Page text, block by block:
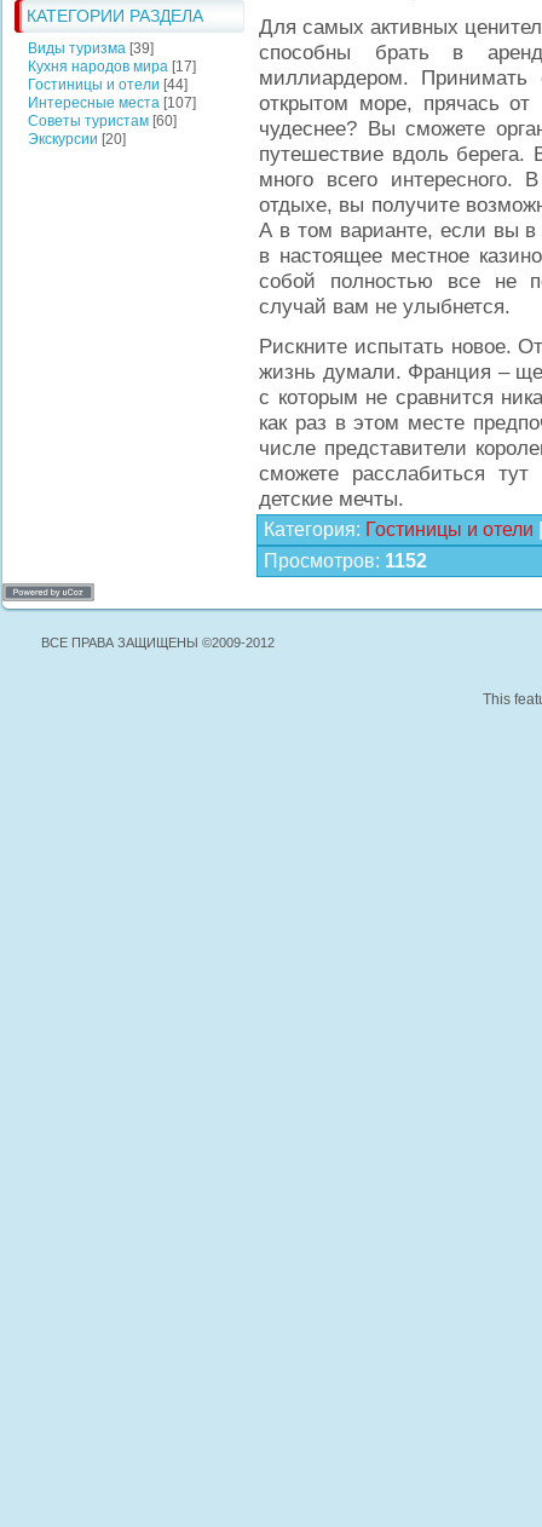
КАТЕГОРИИ РАЗДЕЛА
Виды туризма [39]
Кухня народов мира [17]
Гостиницы и отели [44]
Интересные места [107]
Советы туристам [60]
Экскурсии [20]
Для самых активных
способны брать в
миллиардером.
открытом море, прячась от
чудеснее? Вы сможете
путешествие вдоль берега.
много всего
отдыхе, вы получите
А в том варианте, если вы в
в настоящее местное
собой полностью все не
случай вам не улыбнется.
Рискните испытать новое.
жизнь думали. Франция –
с которым не сравнится
как раз в этом месте
числе представители
сможете расслабиться
детские мечты.
Категория: Гостиницы и отели
Просмотров: 1152
ВСЕ ПРАВА ЗАЩИЩЕНЫ ©2009-2012
This